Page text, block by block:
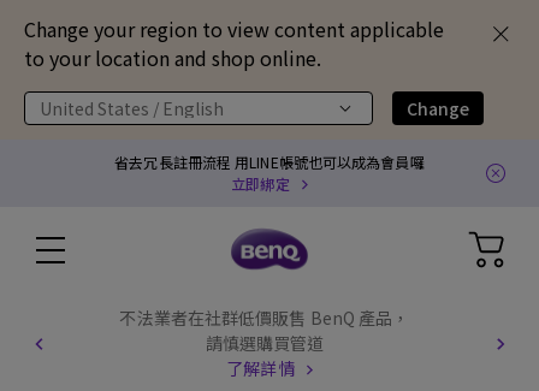
Change your region to view content applicable
to your location and shop online.
United States / English Change
省去冗長註冊流程 用LINE帳號也可以成為會員囉
立即綁定
不法業者在社群低價販售 BenQ 產品，
請慎選購買管道
了解詳情